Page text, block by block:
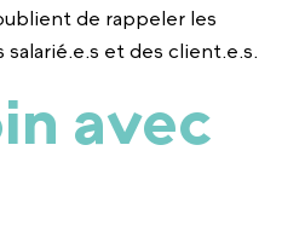
de rappeler les
et des client.e.s.
avec